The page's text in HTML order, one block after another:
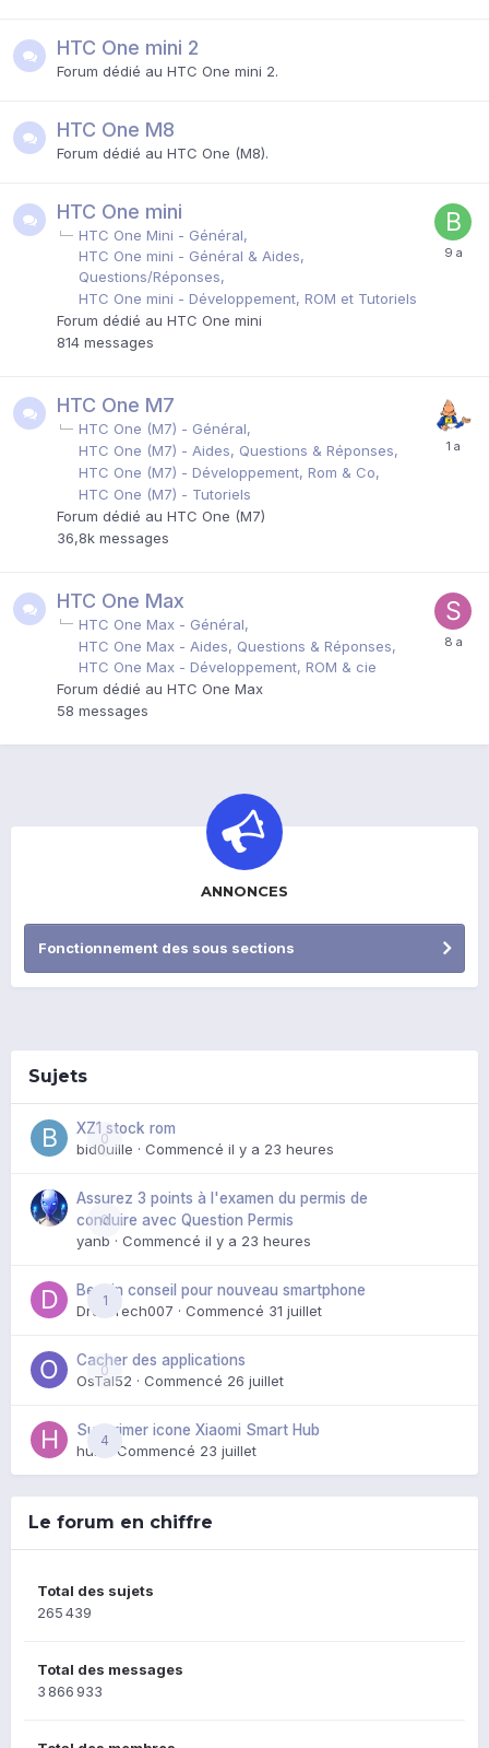
HTC One mini 2
Forum dédié au HTC One mini 2.
HTC One M8
Forum dédié au HTC One (M8).
HTC One mini
HTC One Mini - Général
HTC One mini - Général & Aides,
Questions/Réponses
HTC One mini - Développement, ROM et Tutoriels
Forum dédié au HTC One mini
814 messages
HTC One M7
HTC One (M7) - Général
HTC One (M7) - Aides, Questions & Réponses
HTC One (M7) - Développement, Rom & Co
HTC One (M7) - Tutoriels
Forum dédié au HTC One (M7)
36,8k messages
HTC One Max
HTC One Max - Général
HTC One Max - Aides, Questions & Réponses
HTC One Max - Développement, ROM & cie
Forum dédié au HTC One Max
58 messages
ANNONCES
Fonctionnement des sous sections
Sujets
0
XZ1 stock rom
bid0uille · Commencé il y a 23 heures
0
Assurez 3 points à l'examen du permis de
conduire avec Question Permis
yanb · Commencé il y a 23 heures
1
Besoin conseil pour nouveau smartphone
DroidTech007 · Commencé 31 juillet
0
Cacher des applications
OsTal52 · Commencé 26 juillet
4
Supprimer icone Xiaomi Smart Hub
huik · Commencé 23 juillet
Le forum en chiffre
Total des sujets
265 439
Total des messages
3 866 933